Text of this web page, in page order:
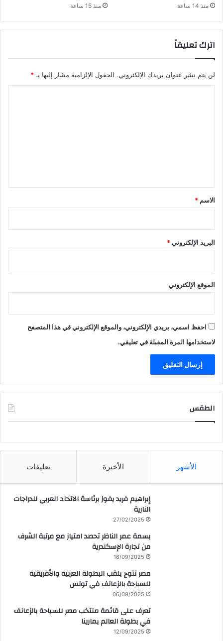
منذ 14 ساعة منذ 15 ساعة
اترك تعليقاً
لن يتم نشر عنوان بريدك الإلكتروني. الحقول الإلزامية مشار إليها بـ *
*
الاسم *
البريد الإلكتروني*
الموقع الإلكتروني
احفظ اسمي، بريدي الإلكتروني، والموقع الإلكتروني في هذا المتصفح
لاستخدامها المرة المقبلة في تعليقي.
الطقس
الأشهر الأخيرة تعليقات
إبراهيم فريد يفوز برئاسة الاتحاد العربي للدراجات
النارية
27/02/2025
بسمة عمر الناظر تحصد امتياز مع مرتبة الشرف
من تجارة الإسكندرية
16/09/2025
مصر تتوج بلقب البطولة العربية والأفريقية
للسباحة بالزعانف في تونس
06/09/2025
تعرف على قائمة منتخب مصر للسباحة بالزعانف
في بطولة العالم بمارينا
12/09/2025